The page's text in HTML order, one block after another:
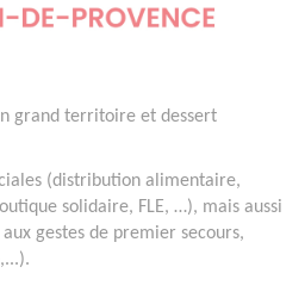
grand territoire et dessert
(distribution alimentaire,
solidaire, FLE, …), mais aussi
gestes de premier secours,